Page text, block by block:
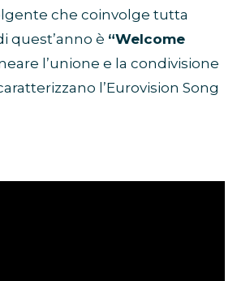
che coinvolge tutta
quest’anno è “Welcome
l’unione e la condivisione
l’Eurovision Song